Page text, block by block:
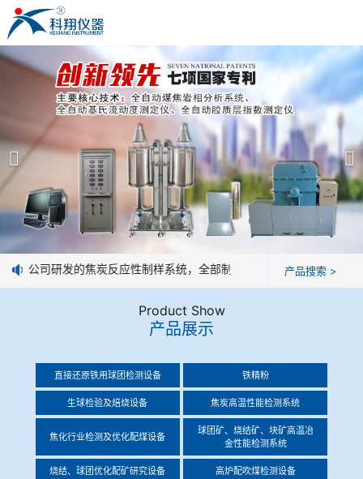
米兰平台
米兰平台
产品展示 ＞
焦炭高温性能检测系统
焦化行业检测及优化配煤设备
球团矿/烧结矿/块矿高温冶金性能检测系统
烧结/球团优化配矿研究设备
冶金渣、保护渣等高温物性检测设备
矿石、焦炭物理检测及制样设备
公司简介
米兰平台
企业业绩
技术交流
企业荣誉
米兰平台-米兰(中国)一站式服务平台
我公司研发的焦炭反应性制样系统，全部制样过程机械化操作，没有
产品搜索 >
Product Show
产品展示
直接还原铁用球团检测设备 铁精粉
生球检验及焙烧设备 焦炭高温性能检测系统
焦化行业检测及优化配煤设备
球团矿、烧结矿、块矿高温冶
金性能检测系统
烧结、球团优化配矿研究设备 高炉配吹煤检测设备